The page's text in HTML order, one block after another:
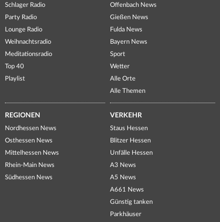
Schlager Radio
Party Radio
Lounge Radio
Weihnachtsradio
Meditationsradio
Top 40
Playlist
Offenbach News
Gießen News
Fulda News
Bayern News
Sport
Wetter
Alle Orte
Alle Themen
REGIONEN
Nordhessen News
Osthessen News
Mittelhessen News
Rhein-Main News
Südhessen News
VERKEHR
Staus Hessen
Blitzer Hessen
Unfälle Hessen
A3 News
A5 News
A661 News
Günstig tanken
Parkhäuser